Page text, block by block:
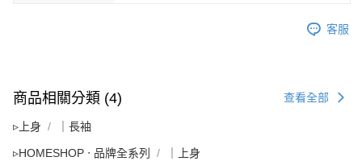
客服
商品相關分類 (4) 查看全部
▹上身 ｜長袖
▹HOMESHOP ‧ 品牌全系列 ｜上身